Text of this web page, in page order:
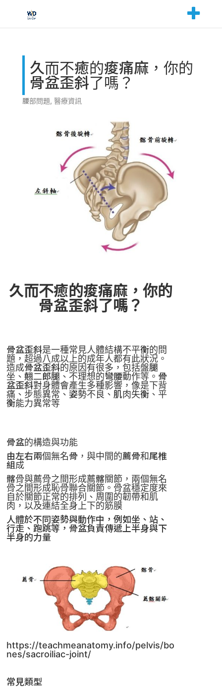
久而不癒的痠痛麻，你的
骨盆歪斜了嗎？
腰部問題, 醫療資訊
久而不癒的痠痛麻，你的
骨盆歪斜了嗎？
骨盆歪斜是一種常見人體結構不平衡的問
題，超過八成以上的成年人都有此狀況。
造成骨盆歪斜的原因有很多，包括盤腿
坐、翹二郎腿、不理想的彎腰動作等。骨
盆歪斜對身體會產生多種影響，像是下背
痛、步態異常、姿勢不良、肌肉失衡、平
衡能力異常等
骨盆的構造與功能
由左右兩個無名骨，與中間的薦骨和尾椎
組成
髂骨與薦骨之間形成薦髂關節，兩個無名
骨之間形成恥骨聯合關節。骨盆穩定度來
自於關節正常的排列、周圍的韌帶和肌
肉，以及連結全身上下的筋膜
人體於不同姿勢與動作中，例如坐、站、
行走、跑跳等，骨盆負責傳遞上半身與下
半身的力量
https://teachmeanatomy.info/pelvis/bo
nes/sacroiliac-joint/
常見類型